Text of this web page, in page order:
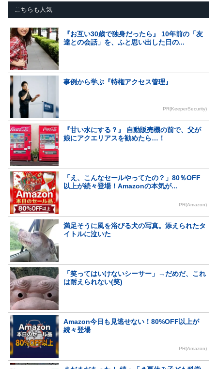
こちらも人気
『お互い30歳で独身だったら』 10年前の「友
達との会話」を、ふと思い出した日の...
事例から学ぶ『特権アクセス管理』
PR(KeeperSecurity)
『甘い水にする？』 自動販売機の前で、父が
娘にアクエリアスを勧めたら…！
「え、こんなセールやってたの？」80％OFF
以上が続々登場！Amazonの本気が...
PR(Amazon)
満足そうに風を浴びる犬の写真。添えられたタ
イトルに泣いた
「笑ってはいけないシーサー」→だめだ、これ
は耐えられない(笑)
Amazon今日も見逃せない！80%OFF以上が
続々登場
PR(Amazon)